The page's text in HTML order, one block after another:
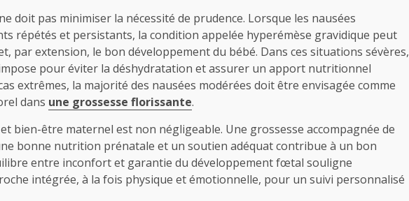
doit pas minimiser la nécessité de prudence. Lorsque les nausées
répétés et persistants, la condition appelée hyperémèse gravidique peut
par extension, le bon développement du bébé. Dans ces situations sévères,
pour éviter la déshydratation et assurer un apport nutritionnel
extrêmes, la majorité des nausées modérées doit être envisagée comme
dans une grossesse florissante.
bien-être maternel est non négligeable. Une grossesse accompagnée de
bonne nutrition prénatale et un soutien adéquat contribue à un bon
entre inconfort et garantie du développement fœtal souligne
intégrée, à la fois physique et émotionnelle, pour un suivi personnalisé